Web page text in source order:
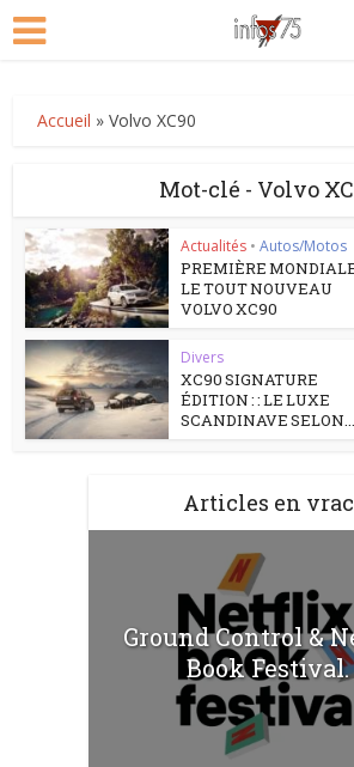
Accueil »Volvo XC90
Mot-clé - Volvo
Actualités • Autos/Motos
PREMIÈRE
LE TOUT NOUVEAU
VOLVO XC90
Divers
XC90 SIGNATURE
ÉDITION : : LE LUXE
SCANDINAVE SELON...
Articles en vrac
Ground Control &
Book Festival.